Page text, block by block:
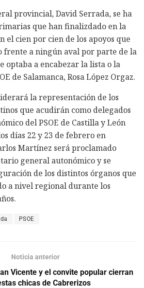
provincial, David Serrada, se ha
que han finalizdado en la
el cien por cien de los apoyos que
frente a ningún aval por parte de la
optaba a encabezar la lista o la
de Salamanca, Rosa López Orgaz.
la representación de los
que acudirán como delegados
del PSOE de Castilla y León
días 22 y 23 de febrero en
Martínez será proclamado
general autonómico y se
de los distintos órganos que
a nivel regional durante los
PSOE
Noticia anterior
Vicente y el convite popular cierran
chicas de Cabrerizos